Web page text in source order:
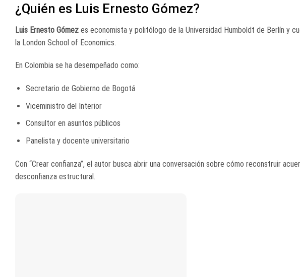
¿Quién es Luis Ernesto Gómez?
Luis Ernesto Gómez es economista y politólogo de la Universidad Humboldt de Berlín y
la London School of Economics.
En Colombia se ha desempeñado como:
Secretario de Gobierno de Bogotá
Viceministro del Interior
Consultor en asuntos públicos
Panelista y docente universitario
Con “Crear confianza”, el autor busca abrir una conversación sobre cómo reconstruir
desconfianza estructural.